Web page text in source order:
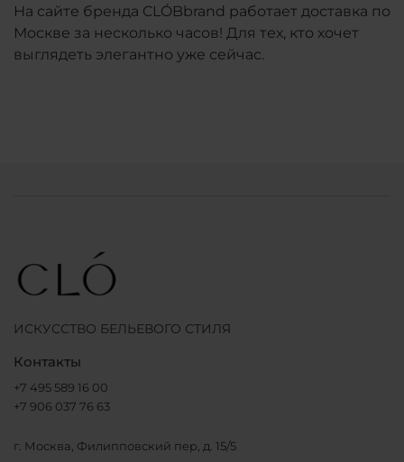
На сайте бренда CLÓBbrand работает доставка по
Москве за несколько часов! Для тех, кто хочет
выглядеть элегантно уже сейчас.
ИСКУССТВО БЕЛЬЕВОГО СТИЛЯ
Контакты
+7 495 589 16 00
+7 906 037 76 63
г. Москва, Филипповский пер, д. 15/5